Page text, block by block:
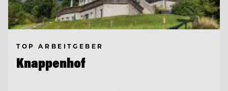
TOP ARBEITGEBER
Knappenhof